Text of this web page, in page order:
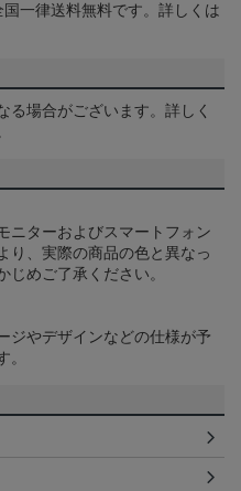
一律送料無料です。詳しくは
る場合がございます。詳しく
ニターおよびスマートフォン
り、実際の商品の色と異なっ
めご了承ください。
ジやデザインなどの仕様が予